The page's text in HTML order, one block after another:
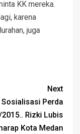
KK mereka.
karena
juga
Next
Sosialisasi Perda
2015.. Rizki Lubis
Kota Medan